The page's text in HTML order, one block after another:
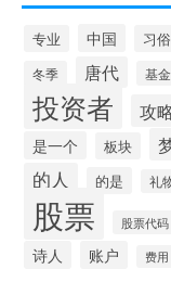
专业 中国 习俗
冬季 唐代 基金
投资者 攻
是一个
板块
的人 的是 礼
股票 股票代码
诗人 账户 费用